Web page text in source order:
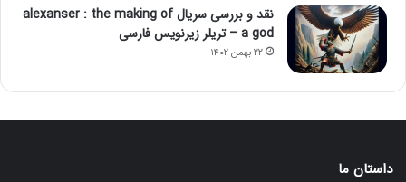
نقد و بررسی سریال alexanser : the making of
a god – تریلر زیرنویس فارسی
۲۲ بهمن ۱۴۰۲
داستان ما